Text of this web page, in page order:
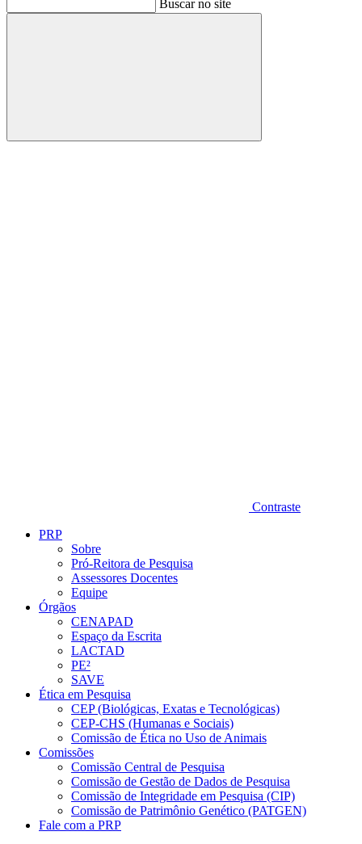
Buscar no site
Buscar
Contraste
PRP
Sobre
Pró-Reitora de Pesquisa
Assessores Docentes
Equipe
Órgãos
CENAPAD
Espaço da Escrita
LACTAD
PE²
SAVE
Ética em Pesquisa
CEP (Biológicas, Exatas e Tecnológicas)
CEP-CHS (Humanas e Sociais)
Comissão de Ética no Uso de Animais
Comissões
Comissão Central de Pesquisa
Comissão de Gestão de Dados de Pesquisa
Comissão de Integridade em Pesquisa (CIP)
Comissão de Patrimônio Genético (PATGEN)
Fale com a PRP